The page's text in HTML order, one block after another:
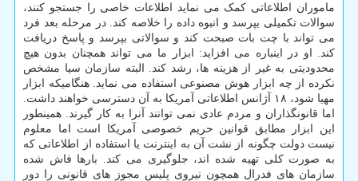
ماموران اطلاعاتی کمک می نماید اطلاعات خاصی را جستجو کنند،
سوالات تکمیلی بپرسد و انبوه داده را خلاصه کند. در مرحله بعد فرد
می تواند با چت بات صبحت کند و سوالاتی بپرسد و پاسخ دریافت
کند. او در اینباره می افزاید: ابزار ما می تواند همچنان بدون هیچ
محدودیتی به غیر از هزینه ها، رشد کند. البته سازمان سیا مشخص
نکرده از چه ابزار هوش مصنوعی استفاده می نماید. هنگامیکه ابزار
مهیا شود، ۱۸ آژانس اطلاعاتی آمریکا به آن دسترسی خواهند داشت.
اما قانونگذاران و مردم عادی نمی توانند آنرا به کار گیرند. همینطور
این ابزار مطابق قوانین حریم خصوصی آمریکا است اما معلوم
نیست دولت چگونه از نشت آن به اینترنت یا استفاده از اطلاعاتی که
به صورت کلی تهیه شده اند، جلوگیری می کند. بارها فاش شده
سازمان های فدرال همچون نیروی پلیس مجوز های قانونی را دور